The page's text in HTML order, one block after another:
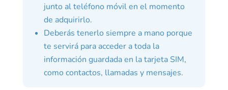
junto al teléfono móvil en el momento
de adquirirlo.
Deberás tenerlo siempre a mano porque
te servirá para acceder a toda la
información guardada en la tarjeta SIM,
como contactos, llamadas y mensajes.